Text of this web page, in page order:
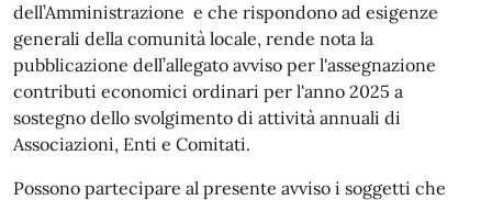
dell’Amministrazione e che rispondono ad esigenze
generali della comunità locale, rende nota la
pubblicazione dell’allegato avviso per l'assegnazione
contributi economici ordinari per l'anno 2025 a
sostegno dello svolgimento di attività annuali di
Associazioni, Enti e Comitati.
Possono partecipare al presente avviso i soggetti che